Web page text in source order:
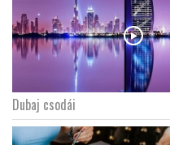
Dubaj csodái